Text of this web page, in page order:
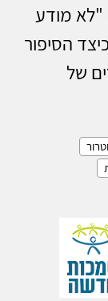
"לא מודע
הסיפור
של